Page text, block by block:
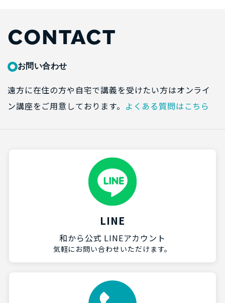
CONTACT
お問い合わせ
遠方に在住の方や自宅で講義を受けたい方はオンライ
ン講座をご用意しております。 よくある質問はこちら
LINE
和から公式 LINEアカウント
気軽にお問い合わせいただけます。